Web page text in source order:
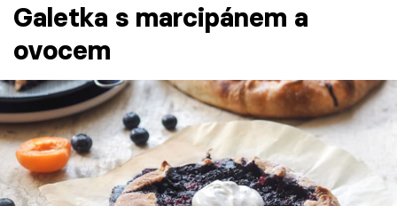
Témata
Recepty
Články
Galetka s marcipánem a
ovocem